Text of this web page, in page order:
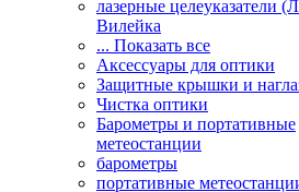
лазерные целеуказатели
Вилейка
... Показать все
Аксессуары для оптики
Защитные крышки и
Чистка оптики
Барометры и портативные
метеостанции
барометры
портативные